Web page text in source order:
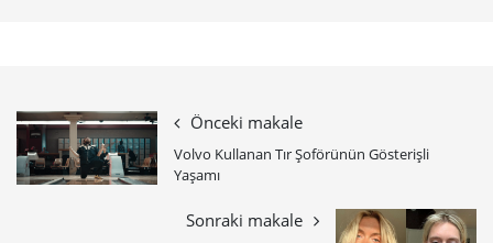
Önceki makale
Volvo Kullanan Tır Şoförünün Gösterişli
Yaşamı
Sonraki makale